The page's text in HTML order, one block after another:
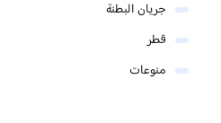
جريان البطنة
قطر
منوعات